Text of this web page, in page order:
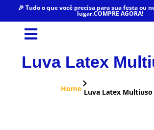
🎉 Tudo o que você precisa para sua festa ou
lugar.COMPRE AGORA!
Luva Latex
Home Luva Latex Multiuso